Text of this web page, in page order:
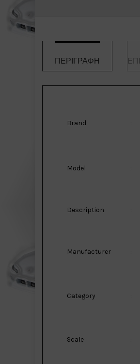
ΠΕΡΙΓΡΑΦΉ
Brand :
Model :
Description :
Manufacturer :
Category :
Scale :